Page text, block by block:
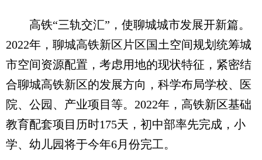
高铁“三轨交汇”，使聊城城市发展开新篇。
2022年，聊城高铁新区片区国土空间规划统筹城
市空间资源配置，考虑用地的现状特征，紧密结
合聊城高铁新区的发展方向，科学布局学校、医
院、公园、产业项目等。2022年，高铁新区基础
教育配套项目历时175天，初中部率先完成，小
学、幼儿园将于今年6月份完工。